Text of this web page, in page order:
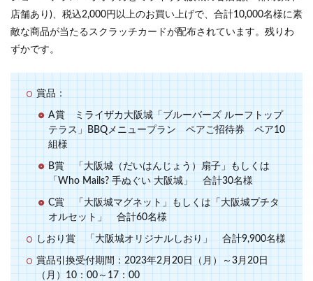
店舗あり)、税込2,000円以上のお買い上げで、合計10,000名様に素
敵な商品が当たるスクラッチカードが配布されています。残りわ
ずかです。
賞品：
A賞 ミライザカ大阪城「ブルーバーズ ルーフトップ
テラス」BBQメニュープラン ペアご招待券 ペア10
組様
B賞 「大阪城（だいはんじょう）扇子」もしくは
「Who Mails? 手ぬぐい 大阪城」 合計30名様
C賞 「大阪城マグネット」もしくは「大阪城プチタ
オルセット」 合計60名様
しおり賞 「大阪城オリジナルしおり」 合計9,900名様
賞品引換受付期間：2023年2月20日（月）～3月20日
（月）10：00～17：00